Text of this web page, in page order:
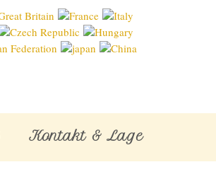
Kontakt & Lage